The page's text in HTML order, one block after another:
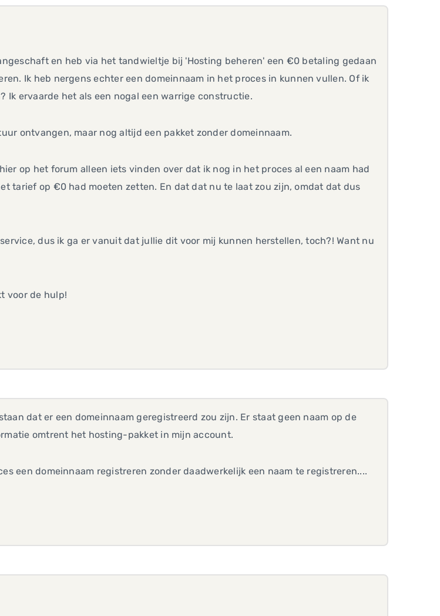
en heb via het tandwieltje bij 'Hosting beheren' een €0 betaling gedaan
Ik heb nergens echter een domeinnaam in het proces in kunnen vullen. Of ik
Ik ervaarde het als een nogal een warrige constructie.
ontvangen, maar nog altijd een pakket zonder domeinnaam.
op het forum alleen iets vinden over dat ik nog in het proces al een naam had
tarief op €0 had moeten zetten. En dat dat nu te laat zou zijn, omdat dat dus
dus ik ga er vanuit dat jullie dit voor mij kunnen herstellen, toch?! Want nu
voor de hulp!
dat er een domeinnaam geregistreerd zou zijn. Er staat geen naam op de
omtrent het hosting-pakket in mijn account.
een domeinnaam registreren zonder daadwerkelijk een naam te registreren....